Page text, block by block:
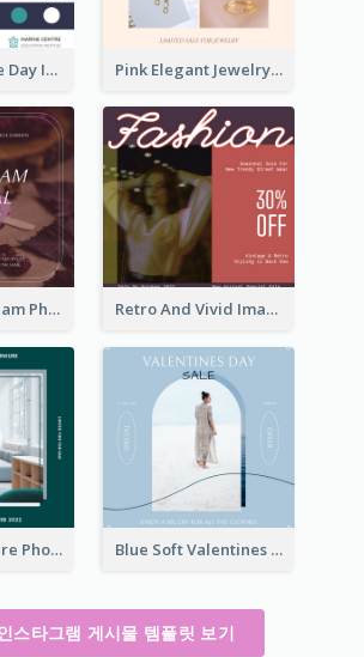
World Wildlife Day Instagram Post Pink Elegant Jewelry Sale Valentines Day Instagram Post
Purple Ice Cream Photo Dessert Sale Instagram Post Retro And Vivid Image Instagram Post Design Idea
Green Furniture Photo Furniture Sale Instagram Post Blue Soft Valentines Day Limited Sale Instagram Post
스타그램 게시물 템플릿 보기